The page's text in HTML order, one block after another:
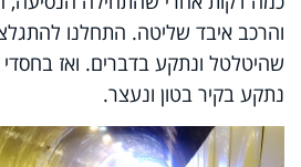
והרכב איבד שליטה. התחלנו
שהיטלטל ונתקע בדברים. ואז
נתקע בקיר בטון ונעצר.